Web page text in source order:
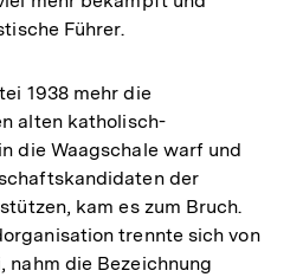
Führer.
1938 mehr die
alten katholisch-
die Waagschale warf und
der
kam es zum Bruch.
trennte sich von
nahm die Bezeichnung